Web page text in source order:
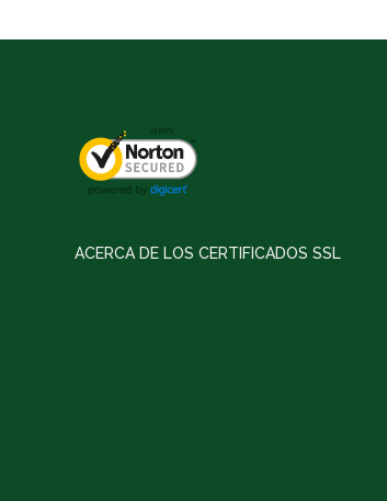
ACERCA DE LOS CERTIFICADOS SSL